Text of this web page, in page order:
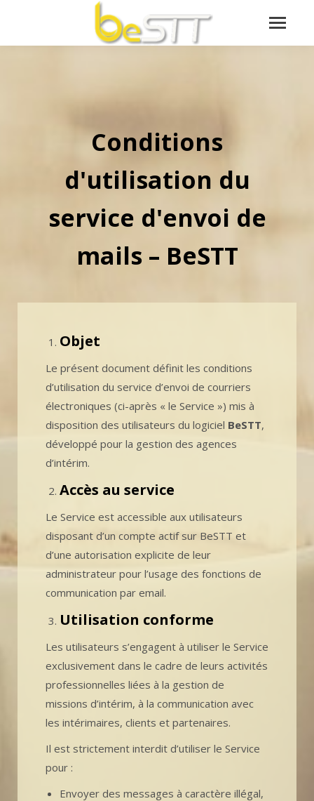
Conditions
d'utilisation du
service d'envoi de
mails – BeSTT
Objet
Le présent document définit les conditions
d’utilisation du service d’envoi de courriers
électroniques (ci-après « le Service ») mis à
disposition des utilisateurs du logiciel BeSTT,
développé pour la gestion des agences
d’intérim.
Accès au service
Le Service est accessible aux utilisateurs
disposant d’un compte actif sur BeSTT et
d’une autorisation explicite de leur
administrateur pour l’usage des fonctions de
communication par email.
Utilisation conforme
Les utilisateurs s’engagent à utiliser le Service
exclusivement dans le cadre de leurs activités
professionnelles liées à la gestion de
missions d’intérim, à la communication avec
les intérimaires, clients et partenaires.
Il est strictement interdit d’utiliser le Service
pour :
Envoyer des messages à caractère illégal,